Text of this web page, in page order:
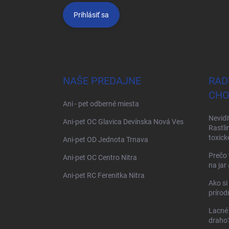
Prihlásiť sa
NAŠE PREDAJNE
Ani - pet odberné miesta
Ani-pet OC Glavica Devínska Nová Ves
Ani-pet OD Jednota Trnava
Ani-pet OC Centro Nitra
Ani-pet RC Ferenitka Nitra
Prečo
na jar
Ako